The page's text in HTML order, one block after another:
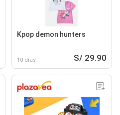
Kpop demon hunters
10 días S/ 29.90